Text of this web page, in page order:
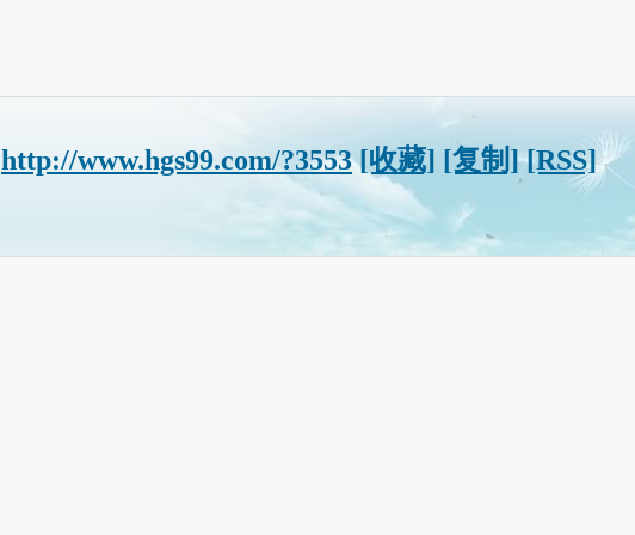
http://www.hgs99.com/?3553 [收藏] [复制] [RSS]